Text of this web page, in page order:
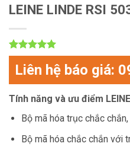
LEINE LINDE RSI
5trên 5
dựa trên
1
đánh giá
Liên hệ báo giá:
Tính năng và ưu điểm
Bộ mã hóa trục chắc
Bộ mã hóa chắc chắn với